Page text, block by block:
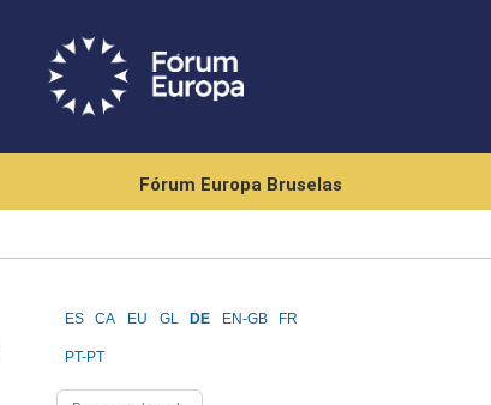
Fórum Europa Bruselas
ES CA EU GL DE EN-GB FR
PT-PT